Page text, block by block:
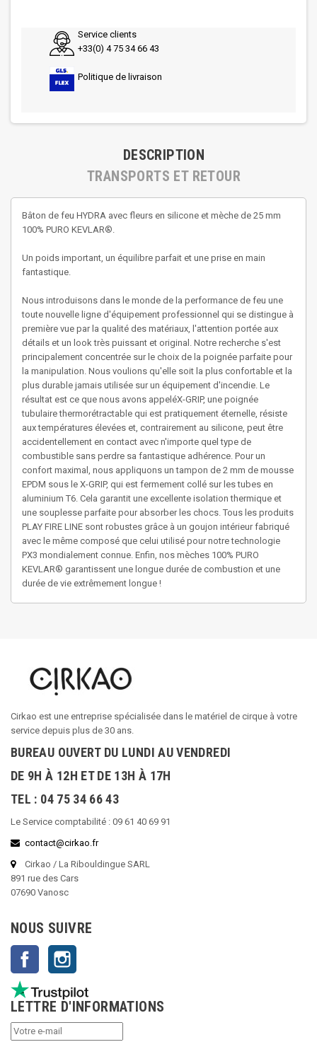
Service clients
+33(0) 4 75 34 66 43
Politique de livraison
DESCRIPTION
TRANSPORTS ET RETOUR
Bâton de feu HYDRA avec fleurs en silicone et mèche de 25 mm
100% PURO KEVLAR®.
Un poids important, un équilibre parfait et une prise en main
fantastique.
Nous introduisons dans le monde de la performance de feu une
toute nouvelle ligne d'équipement professionnel qui se distingue à
première vue par la qualité des matériaux, l'attention portée aux
détails et un look très puissant et original. Notre recherche s'est
principalement concentrée sur le choix de la poignée parfaite pour
la manipulation. Nous voulions qu'elle soit la plus confortable et la
plus durable jamais utilisée sur un équipement d'incendie. Le
résultat est ce que nous avons appeléX-GRIP, une poignée
tubulaire thermorétractable qui est pratiquement éternelle, résiste
aux températures élevées et, contrairement au silicone, peut être
accidentellement en contact avec n'importe quel type de
combustible sans perdre sa fantastique adhérence. Pour un
confort maximal, nous appliquons un tampon de 2 mm de mousse
EPDM sous le X-GRIP, qui est fermement collé sur les tubes en
aluminium T6. Cela garantit une excellente isolation thermique et
une souplesse parfaite pour absorber les chocs. Tous les produits
PLAY FIRE LINE sont robustes grâce à un goujon intérieur fabriqué
avec le même composé que celui utilisé pour notre technologie
PX3 mondialement connue. Enfin, nos mèches 100% PURO
KEVLAR® garantissent une longue durée de combustion et une
durée de vie extrêmement longue !
Cirkao est une entreprise spécialisée dans le matériel de cirque à votre
service depuis plus de 30 ans.
BUREAU OUVERT DU LUNDI AU VENDREDI
DE 9H À 12H ET DE 13H À 17H
TEL : 04 75 34 66 43
Le Service comptabilité : 09 61 40 69 91
contact@cirkao.fr
Cirkao / La Ribouldingue SARL
891 rue des Cars
07690 Vanosc
NOUS SUIVRE
Facebook
LETTRE D'INFORMATIONS